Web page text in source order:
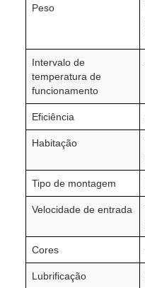
Peso
Intervalo de
temperatura de
funcionamento
Eficiência
Habitação
Tipo de montagem
Velocidade de entrada
Cores
Lubrificação